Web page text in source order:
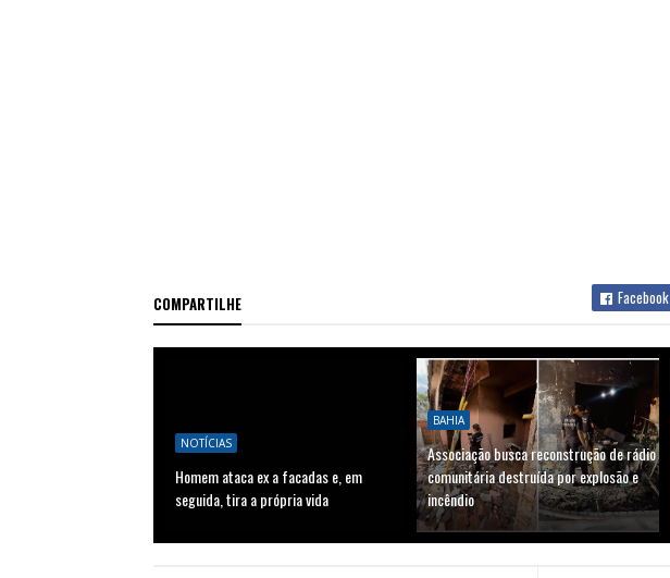
COMPARTILHE Facebook
NOTÍCIAS
Homem ataca ex a facadas e, em
seguida, tira a própria vida
BAHIA
Associação busca reconstrução de rádio
comunitária destruída por explosão e
incêndio